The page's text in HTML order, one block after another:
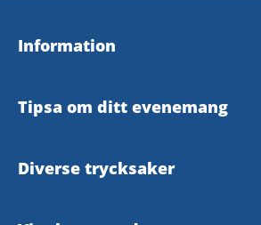
Information
Broschyrer & kartor
Tipsa om ditt evenemang
Tipsaformulär
Diverse trycksaker